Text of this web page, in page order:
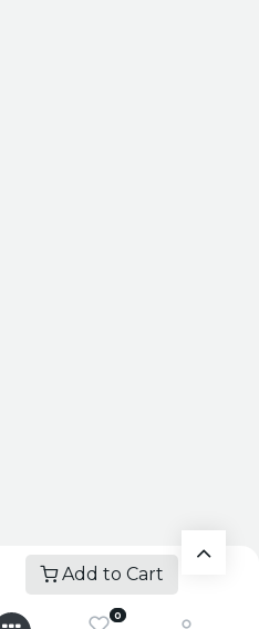
Add to Cart
0
Vertrouwelijkheid